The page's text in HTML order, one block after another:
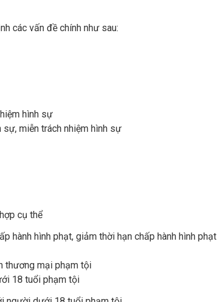
các vấn đề chính như sau:
hình sự
sự, miễn trách nhiệm hình sự
cụ thể
hành hình phạt, giảm thời hạn chấp hành hình phạt
thương mại phạm tội
18 tuổi phạm tội